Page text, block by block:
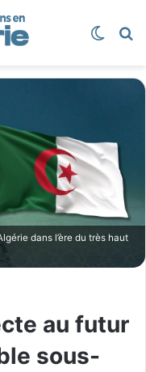
dans l’ère du très haut
au futur
sous-